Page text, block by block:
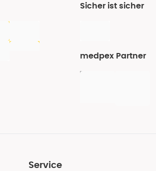
Sicher ist sicher
medpex Partner
Service